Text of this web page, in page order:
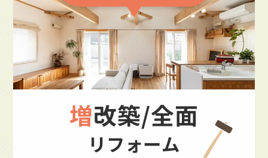
増改築/全面
リフォーム